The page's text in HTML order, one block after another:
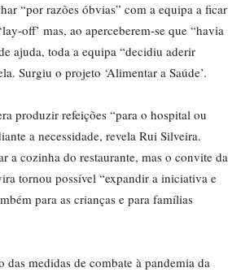
“por razões óbvias” com a equipa a ficar
off’ mas, ao aperceberem-se que “havia
ajuda, toda a equipa “decidiu aderir
Surgiu o projeto ‘Alimentar a Saúde’.
produzir refeições “para o hospital ou
a necessidade, revela Rui Silveira.
a cozinha do restaurante, mas o convite da
tornou possível “expandir a iniciativa e
para as crianças e para famílias
das medidas de combate à pandemia da